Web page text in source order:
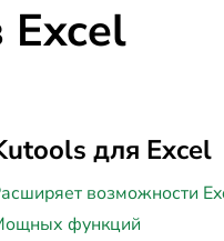
Excel
для Excel
возможности
функций